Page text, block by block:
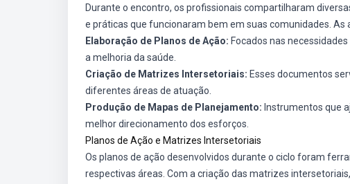
Durante o encontro, os profissionais compartilharam
e práticas que funcionaram bem em suas comunidades. As
Elaboração de Planos de Ação: Focados nas
a melhoria da saúde.
Criação de Matrizes Intersetoriais: Esses documentos
diferentes áreas de atuação.
Produção de Mapas de Planejamento: Instrumentos que
melhor direcionamento dos esforços.
Planos de Ação e Matrizes Intersetoriais
Os planos de ação desenvolvidos durante o ciclo foram
respectivas áreas. Com a criação das matrizes